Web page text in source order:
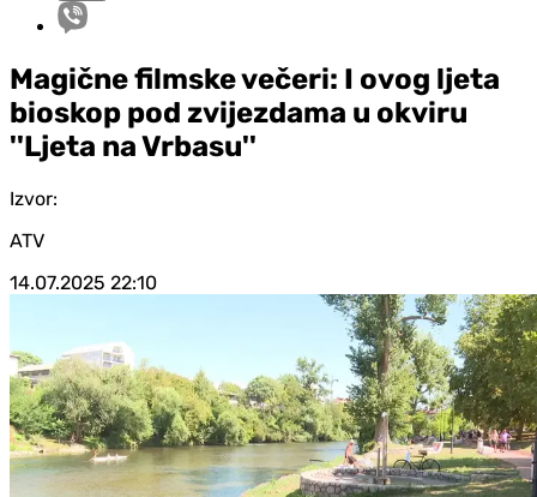
Magične filmske večeri: I ovog ljeta
bioskop pod zvijezdama u okviru
''Ljeta na Vrbasu''
Izvor:
ATV
14.07.2025 22:10